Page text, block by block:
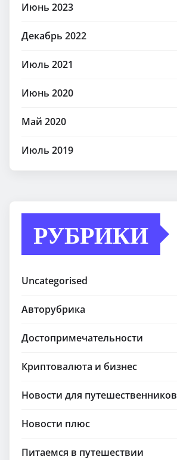
Июнь 2023
Декабрь 2022
Июль 2021
Июнь 2020
Май 2020
Июль 2019
РУБРИКИ
Uncategorised
Авторубрика
Достопримечательности
Криптовалюта и бизнес
Новости для путешественников
Новости плюс
Питаемся в путешествии